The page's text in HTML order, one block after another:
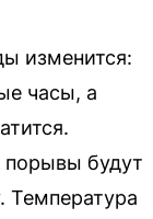
изменится:
часы, а
порывы будут
Температура